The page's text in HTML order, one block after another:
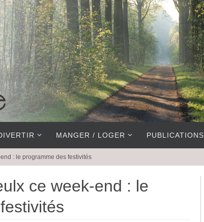
MANGER / LOGER PUBLICATIONS
: le programme des festivités
ce week-end : le